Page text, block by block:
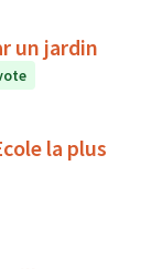
un jardin
la plus